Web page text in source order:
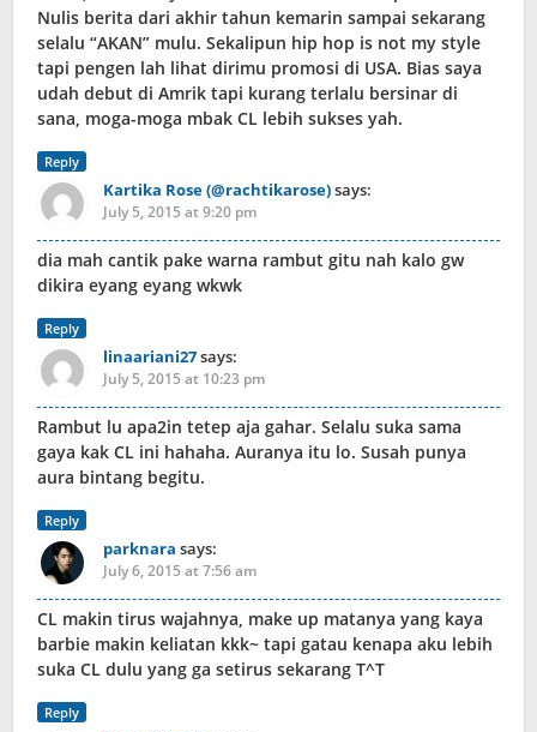
Nulis berita dari akhir tahun kemarin sampai sekarang
selalu “AKAN” mulu. Sekalipun hip hop is not my style
tapi pengen lah lihat dirimu promosi di USA. Bias saya
udah debut di Amrik tapi kurang terlalu bersinar di
sana, moga-moga mbak CL lebih sukses yah.
Reply
Kartika Rose (@rachtikarose)says:
July 5, 2015 at 9:20 pm
dia mah cantik pake warna rambut gitu nah kalo gw
dikira eyang eyang wkwk
Reply
linaariani27says:
July 5, 2015 at 10:23 pm
Rambut lu apa2in tetep aja gahar. Selalu suka sama
gaya kak CL ini hahaha. Auranya itu lo. Susah punya
aura bintang begitu.
Reply
parknara says:
July 6, 2015 at 7:56 am
CL makin tirus wajahnya, make up matanya yang kaya
barbie makin keliatan kkk~ tapi gatau kenapa aku lebih
suka CL dulu yang ga setirus sekarang T^T
Reply